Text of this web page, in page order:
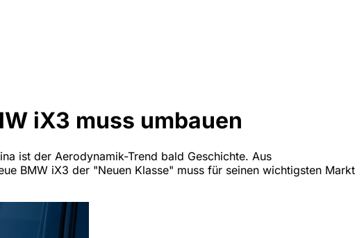
iX3 muss umbauen
ist der Aerodynamik-Trend bald Geschichte. Aus
BMW iX3 der "Neuen Klasse" muss für seinen wichtigsten Markt